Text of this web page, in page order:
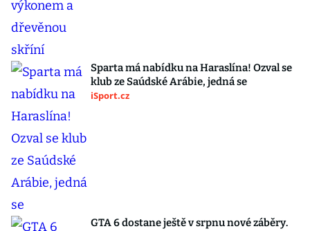
Sparta má nabídku na Haraslína! Ozval se
klub ze Saúdské Arábie, jedná se
iSport.cz
GTA 6 dostane ještě v srpnu nové záběry.